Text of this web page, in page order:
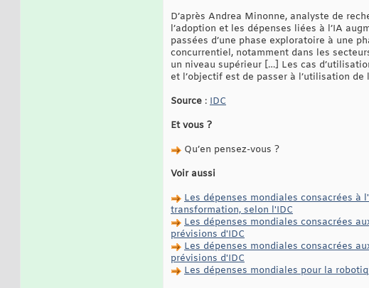
D’après Andrea Minonne, analyste de
l’adoption et les dépenses liées à l’IA
passées d’une phase exploratoire à une
concurrentiel, notamment dans les
un niveau supérieur […] Les cas
et l’objectif est de passer à l’utilisation
Source : IDC
Et vous ?
Qu’en pensez-vous ?
Voir aussi
Les dépenses mondiales consacrées
transformation, selon l'IDC
Les dépenses mondiales consacrées
prévisions d'IDC
Les dépenses mondiales consacrées
prévisions d'IDC
Les dépenses mondiales pour la